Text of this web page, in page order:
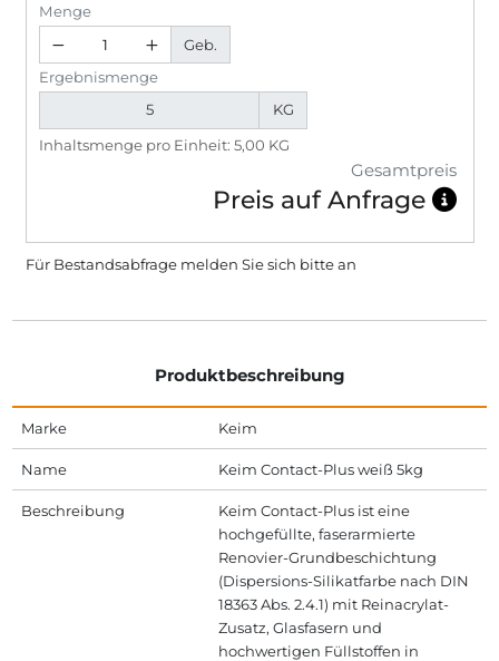
Menge
Geb.
Ergebnismenge
KG
Inhaltsmenge pro Einheit: 5,00 KG
Gesamtpreis
Preis auf Anfrage
Für Bestandsabfrage melden Sie sich bittean
Produktbeschreibung
Marke Keim
Name Keim Contact-Plus weiß 5kg
Beschreibung
Keim Contact-Plus ist eine
hochgefüllte, faserarmierte
Renovier-Grundbeschichtung
(Dispersions-Silikatfarbe nach DIN
18363 Abs. 2.4.1) mit Reinacrylat-
Zusatz, Glasfasern und
hochwertigen Füllstoffen in